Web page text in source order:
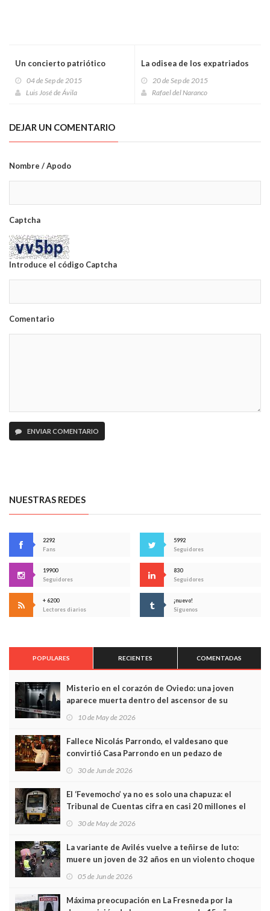
Un concierto patriótico
04 de Sep de 2015
Luis José de Ávila
La odisea de los expatriados
20 de Sep de 2015
Rafael del Naranco
DEJAR UN COMENTARIO
Nombre / Apodo
Captcha
Introduce el código Captcha
Comentario
ENVIAR COMENTARIO
NUESTRAS REDES
2292
Fans
5992
Seguidores
19900
Seguidores
830
Seguidores
+ 6200
Lectores diarios
¡nuevo!
Síguenos
POPULARES RECIENTES COMENTADAS
Misterio en el corazón de Oviedo: una joven
aparece muerta dentro del ascensor de su
edificio y las cámaras captan sus últimos minutos
10 de May de 2026
Fallece Nicolás Parrondo, el valdesano que
convirtió Casa Parrondo en un pedazo de
Asturias en Madrid
30 de Jun de 2026
El ‘Fevemocho’ ya no es solo una chapuza: el
Tribunal de Cuentas cifra en casi 20 millones el
sobrecoste de los trenes que no cabían por los
30 de May de 2026
La variante de Avilés vuelve a teñirse de luto:
muere un joven de 32 años en un violento choque
frontal
05 de Jun de 2026
Máxima preocupación en La Fresneda por la